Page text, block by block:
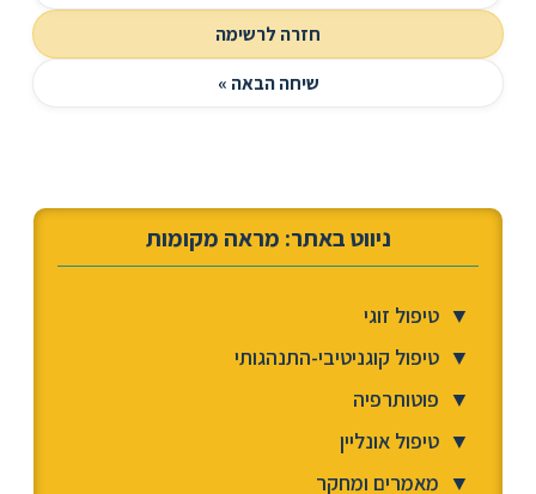
חזרה לרשימה
שיחה הבאה »
ניווט באתר: מראה מקומות
▼ טיפול זוגי
▼ טיפול קוגניטיבי-התנהגותי
▼ פוטותרפיה
▼ טיפול אונליין
▼ מאמרים ומחקר